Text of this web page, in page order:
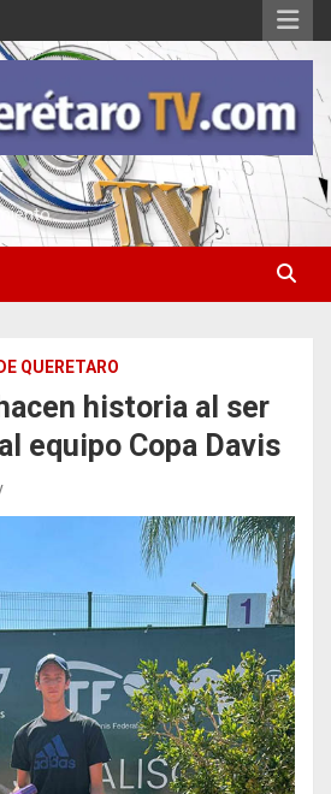
QUERETARO
historia al ser
equipo Copa Davis